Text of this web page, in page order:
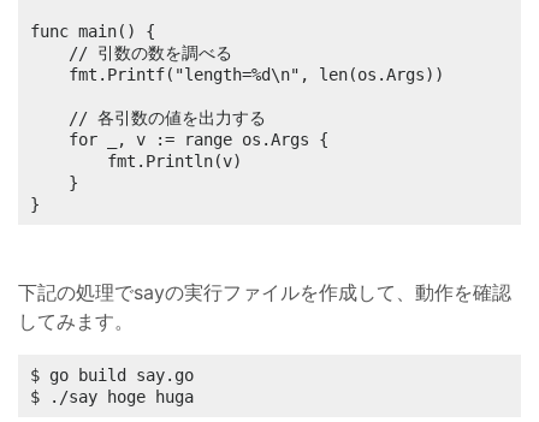
func main() {
}
下記の処理でsayの実行ファイルを作成して、動作を確認
してみます。
$ go build say.go
$ ./say hoge huga